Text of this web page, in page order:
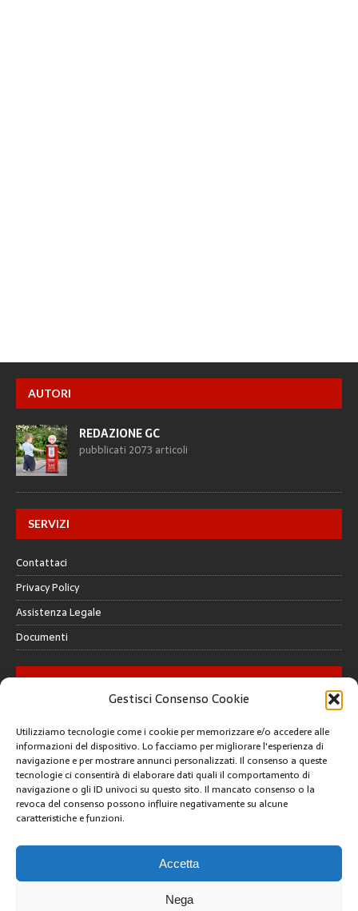
Gestisci Consenso Cookie
Utilizziamo tecnologie come i cookie per memorizzare e/o accedere alle
informazioni del dispositivo. Lo facciamo per migliorare l'esperienza di
navigazione e per mostrare annunci personalizzati. Il consenso a queste
tecnologie ci consentirà di elaborare dati quali il comportamento di
navigazione o gli ID univoci su questo sito. Il mancato consenso o la
revoca del consenso possono influire negativamente su alcune
caratteristiche e funzioni.
Accetta
Nega
AUTORI
REDAZIONE GC
pubblicati 2073 articoli
SERVIZI
Contattaci
Privacy Policy
Assistenza Legale
Documenti
GALLERY
CREATIVE COMMONS
Questa opera è concessa in licenza con i termini